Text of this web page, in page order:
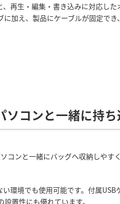
再生・編集・書き込みに対応し
加え、製品にケーブルが固定で
コンと一緒に持
ンと一緒にバッグへ収納しやす
環境でも使用可能です。付属USB
置性にも優れています。